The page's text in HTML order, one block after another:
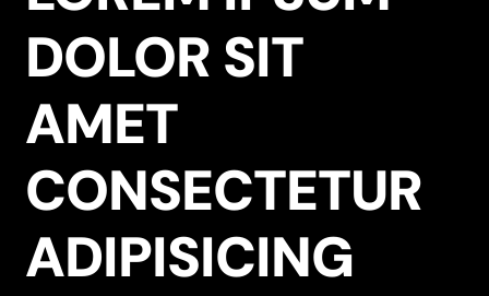
DOLOR SIT
AMET
CONSECTETUR
ADIPISICING